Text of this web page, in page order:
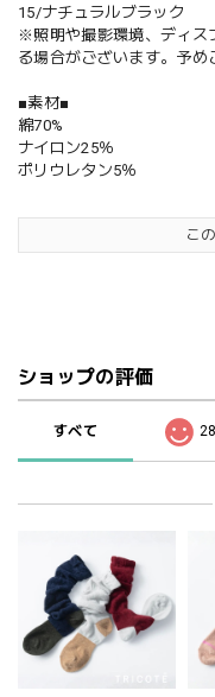
15/ナチュラルブラック
※照明や撮影環境、ディス
る場合がございます。予め
■素材■
綿70%
ナイロン25％
ポリウレタン5％
こ
ショップの評価
すべて 28